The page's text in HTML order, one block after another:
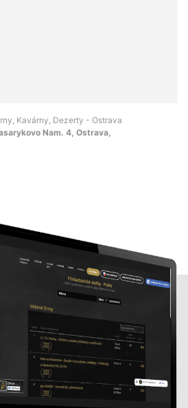
Kavárny, Dezerty - Ostrava
Nam. 4, Ostrava,